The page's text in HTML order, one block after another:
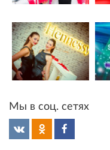
Мы в соц. сетях